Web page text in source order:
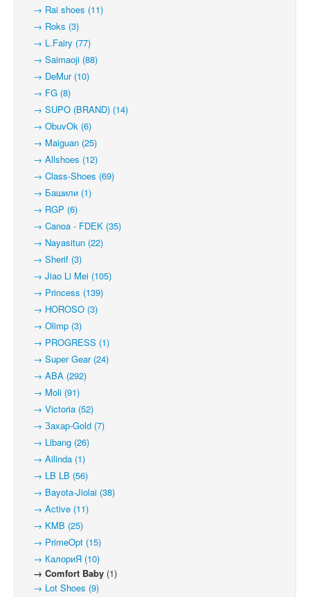
→ Rai shoes (11)
→ Roks (3)
→ L.Fairy (77)
→ Saimaoji (88)
→ DeMur (10)
→ FG (8)
→ SUPO (BRAND) (14)
→ ObuvOk (6)
→ Maiguan (25)
→ Allshoes (12)
→ Class-Shoes (69)
→ Башили (1)
→ RGP (6)
→ Canoa - FDEK (35)
→ Nayasitun (22)
→ Sherif (3)
→ Jiao Li Mei (105)
→ Princess (139)
→ HOROSO (3)
→ Olimp (3)
→ PROGRESS (1)
→ Super Gear (24)
→ ABA (292)
→ Moli (91)
→ Victoria (52)
→ Захар-Gold (7)
→ Libang (26)
→ Ailinda (1)
→ LB LB (56)
→ Bayota-Jiolai (38)
→ Active (11)
→ KMB (25)
→ PrimeOpt (15)
→ КалориЯ (10)
→ Comfort Baby (1)
→ Lot Shoes (9)